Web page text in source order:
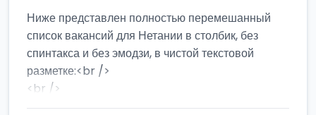
Ниже представлен полностью перемешанный
список вакансий для Нетании в столбик, без
спинтакса и без эмодзи, в чистой текстовой
разметке:<br />
<br />
Работа в Нетании на мебельном производстве: